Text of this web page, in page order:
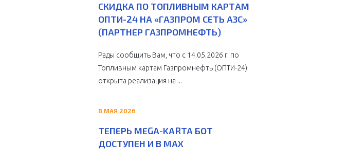
СКИДКА ПО ТОПЛИВНЫМ КАРТАМ
ОПТИ-24 НА «ГАЗПРОМ СЕТЬ АЗС»
(ПАРТНЕР ГАЗПРОМНЕФТЬ)
Рады сообщить Вам, что с 14.05.2026 г. по
Топливным картам Газпромнефть (ОПТИ-24)
открыта реализация на ...
8 МАЯ 2026
ТЕПЕРЬ MEGA-KARTA БОТ
ДОСТУПЕН И В MAX